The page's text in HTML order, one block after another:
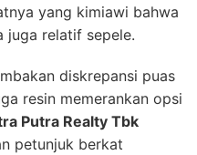
yang kimiawi bahwa
juga relatif sepele.
diskrepansi puas
resin memerankan opsi
Putra Realty Tbk
petunjuk berkat